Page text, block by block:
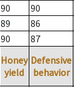
90 90
89 86
90 87
Honey
yield
Defensive
behavior